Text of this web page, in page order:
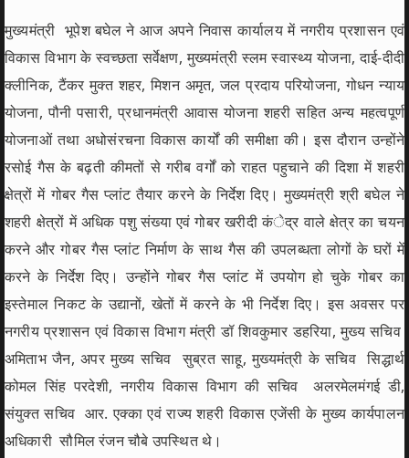
मुख्यमंत्री भूपेश बघेल ने आज अपने निवास कार्यालय में नगरीय प्रशासन एवं
विकास विभाग के स्वच्छता सर्वेक्षण, मुख्यमंत्री स्लम स्वास्थ्य योजना, दाई-दीदी
क्लीनिक, टैंकर मुक्त शहर, मिशन अमृत, जल प्रदाय परियोजना, गोधन न्याय
योजना, पौनी पसारी, प्रधानमंत्री आवास योजना शहरी सहित अन्य महत्वपूर्ण
योजनाओं तथा अधोसंरचना विकास कार्यों की समीक्षा की। इस दौरान उन्होंने
रसोई गैस के बढ़ती कीमतों से गरीब वर्गों को राहत पहुचाने की दिशा में शहरी
क्षेत्रों में गोबर गैस प्लांट तैयार करने के निर्देश दिए। मुख्यमंत्री श्री बघेल ने
शहरी क्षेत्रों में अधिक पशु संख्या एवं गोबर खरीदी कंेद्र वाले क्षेत्र का चयन
करने और गोबर गैस प्लांट निर्माण के साथ गैस की उपलब्धता लोगों के घरों में
करने के निर्देश दिए। उन्होंने गोबर गैस प्लांट में उपयोग हो चुके गोबर का
इस्तेमाल निकट के उद्यानों, खेतों में करने के भी निर्देश दिए। इस अवसर पर
नगरीय प्रशासन एवं विकास विभाग मंत्री डॉ शिवकुमार डहरिया, मुख्य सचिव
अमिताभ जैन, अपर मुख्य सचिव सुब्रत साहू, मुख्यमंत्री के सचिव सिद्धार्थ
कोमल सिंह परदेशी, नगरीय विकास विभाग की सचिव अलरमेलमंगई डी,
संयुक्त सचिव आर. एक्का एवं राज्य शहरी विकास एजेंसी के मुख्य कार्यपालन
अधिकारी सौमिल रंजन चौबे उपस्थित थे।